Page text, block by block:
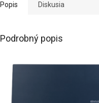
Popis Diskusia
Podrobný popis